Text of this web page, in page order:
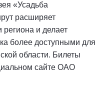
«Усадьба
расширяет
региона и делает
более доступными для
области. Билеты
сайте ОАО